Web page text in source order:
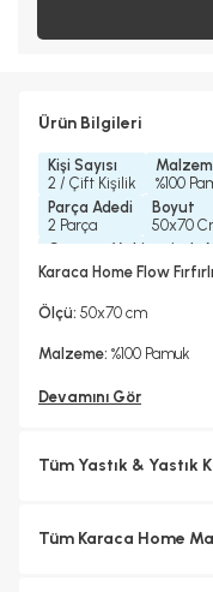
Ürün Bilgileri
Kişi Sayısı
2 / Çift Kişilik
%100
Parça Adedi
2 Parça
Boyut
50x70
Çamaşır Makinesinde
Evet
Fırfırlı
Karaca Home Flow
Ölçü: 50x70 cm
Malzeme: %100 Pamuk
Devamını Gör
Tüm Yastık & Yastık
Tüm Karaca Home